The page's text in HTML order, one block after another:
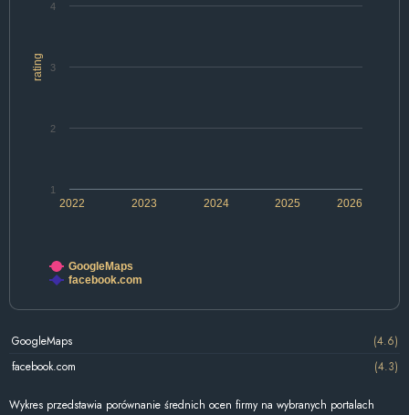
rating
2022 2024 2026
2023 2025
1
2
3
4
GoogleMaps
facebook.com
GoogleMaps
(4.6)
facebook.com
(4.3)
Wykres przedstawia porównanie średnich ocen firmy na wybranych portalach